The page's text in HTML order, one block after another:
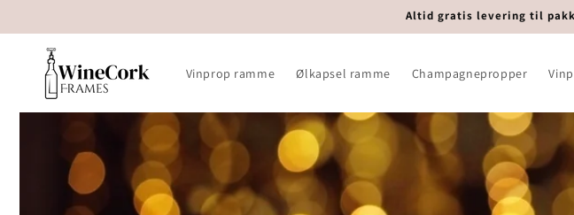
Altid gratis levering til
Vinprop ramme Ølkapsel ramme Champagnepropper